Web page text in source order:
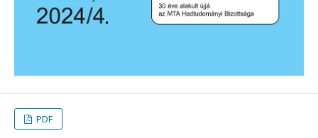
PDF